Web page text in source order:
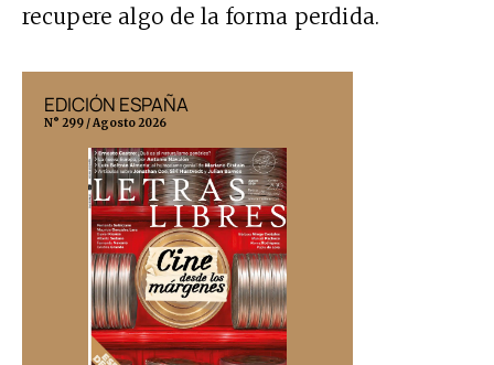
recupere algo de la forma perdida.
EDICIÓN ESPAÑA
N° 299 / Agosto 2026